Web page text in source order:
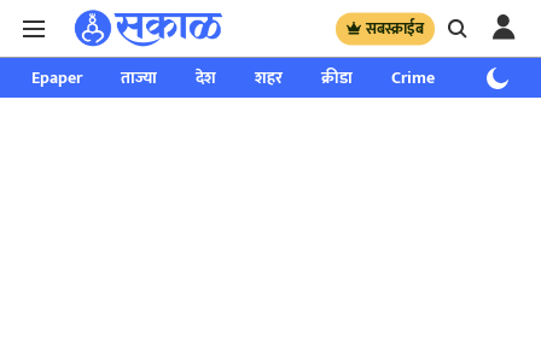
सबस्क्राईब
Epaper ताज्या देश शहर क्रीडा Crime साप्ताहिक